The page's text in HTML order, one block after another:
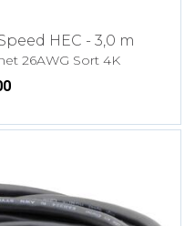
HEC - 3,0 m
26AWG Sort 4K